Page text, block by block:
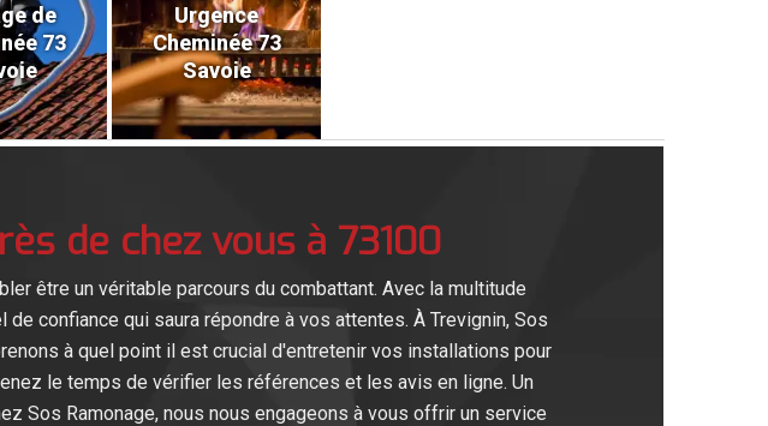
de
73
Urgence
Cheminée 73
Savoie
de chez vous à 73100
être un véritable parcours du combattant. Avec la multitude
confiance qui saura répondre à vos attentes. À Trevignin, Sos
à quel point il est crucial d'entretenir vos installations pour
le temps de vérifier les références et les avis en ligne. Un
Sos Ramonage, nous nous engageons à vous offrir un service